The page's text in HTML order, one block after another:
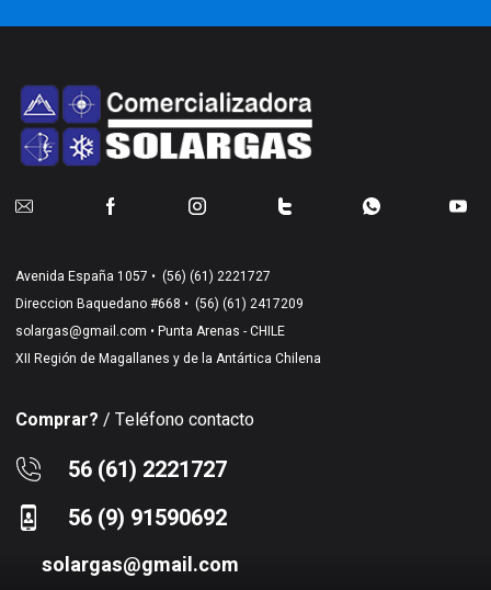
Avenida España 1057 • (56) (61) 2221727
Direccion Baquedano #668 • (56) (61) 2417209
solargas@gmail.com • Punta Arenas - CHILE
XII Región de Magallanes y de la Antártica Chilena
Comprar? / Teléfono contacto
56 (61) 2221727
56 (9) 91590692
solargas@gmail.com